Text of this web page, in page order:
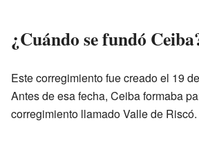
¿Cuándo se fundó
Este corregimiento fue creado el 19
Antes de esa fecha, Ceiba formaba
corregimiento llamado Valle de Riscó.